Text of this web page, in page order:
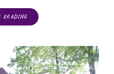
READING